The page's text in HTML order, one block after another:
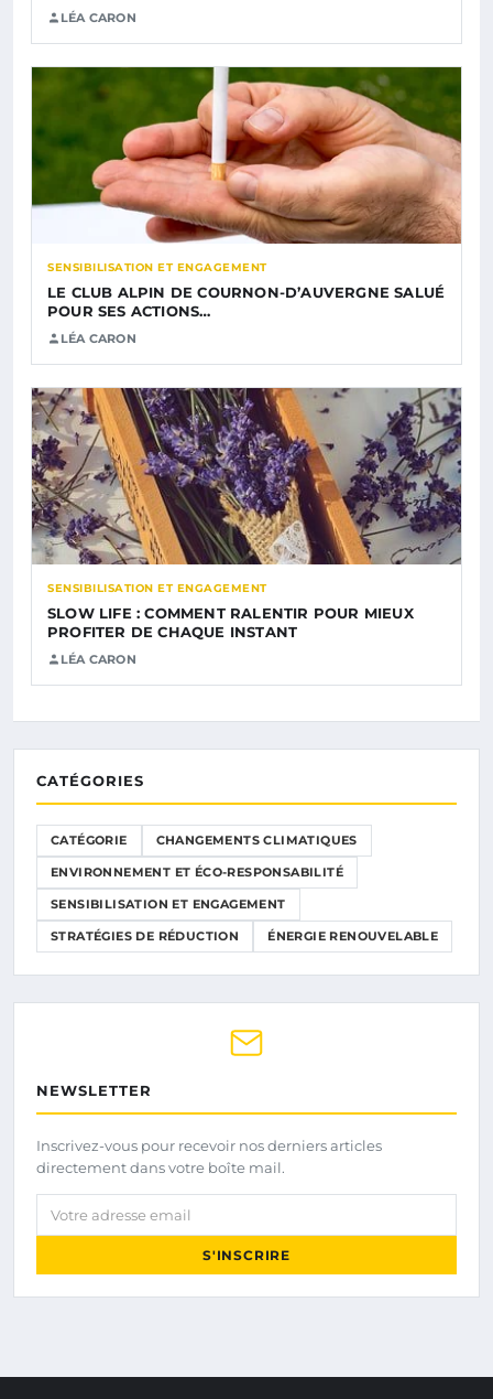
LÉA CARON
SENSIBILISATION ET ENGAGEMENT
LE CLUB ALPIN DE COURNON-D’AUVERGNE SALUÉ
POUR SES ACTIONS…
LÉA CARON
SENSIBILISATION ET ENGAGEMENT
SLOW LIFE : COMMENT RALENTIR POUR MIEUX
PROFITER DE CHAQUE INSTANT
LÉA CARON
CATÉGORIES
CATÉGORIE CHANGEMENTS CLIMATIQUES
ENVIRONNEMENT ET ÉCO-RESPONSABILITÉ
SENSIBILISATION ET ENGAGEMENT
STRATÉGIES DE RÉDUCTION ÉNERGIE RENOUVELABLE
NEWSLETTER
Inscrivez-vous pour recevoir nos derniers articles
directement dans votre boîte mail.
Votre adresse email
S'INSCRIRE